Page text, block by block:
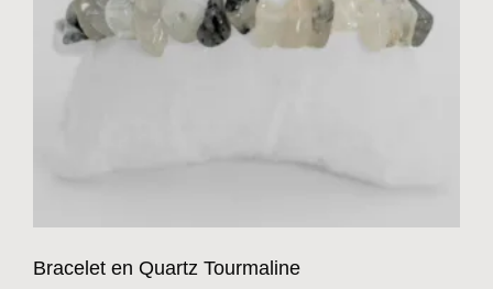
Bracelet en Quartz Tourmaline